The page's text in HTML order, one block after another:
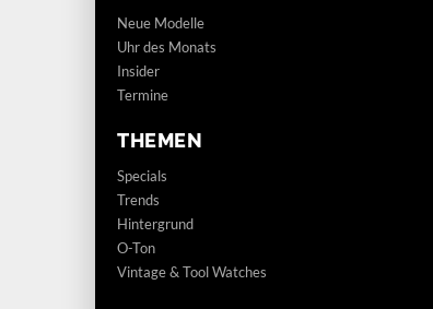
Neue Modelle
Uhr des Monats
Insider
Termine
THEMEN
Specials
Trends
Hintergrund
O-Ton
Vintage & Tool Watches